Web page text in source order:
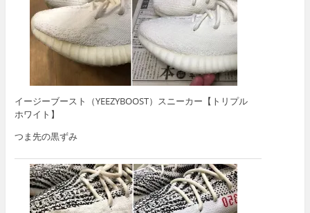
イージーブースト（YEEZYBOOST）スニーカー【トリプル
ホワイト】
つま先の黒ずみ